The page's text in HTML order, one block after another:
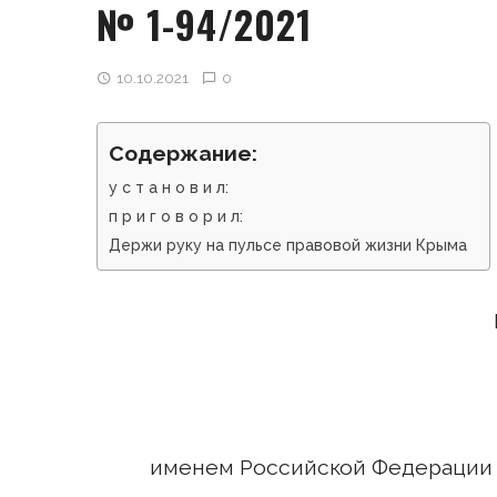
№ 1-94/2021
10.10.2021 0
Содержание:
у с т а н о в и л:
п р и г о в о р и л:
Держи руку на пульсе правовой жизни Крыма
именем Российской Федерации